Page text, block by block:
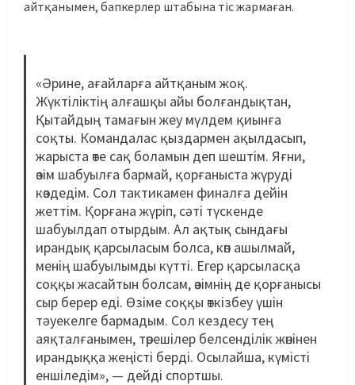
айтқанымен, бапкерлер штабына тіс жармаған.
«Әрине, ағайларға айтқаным жоқ.
Жүктіліктің алғашқы айы болғандықтан,
Қытайдың тамағын жеу мүлдем қиынға
соқты. Командалас қыздармен ақылдасып,
жарыста өте сақ боламын деп шештім. Яғни,
өзім шабуылға бармай, қорғаныста жүруді
көздедім. Сол тактикамен финалға дейін
жеттім. Қорғана жүріп, сәті түскенде
шабуылдап отырдым. Ал ақтық сындағы
ирандық қарсыласым болса, көп ашылмай,
менің шабуылымды күтті. Егер қарсыласқа
соққы жасайтын болсам, өзімнің де қорғанысы
сыр берер еді. Өзіме соққы өткізбеу үшін
тәуекелге бармадым. Сол кездесу тең
аяқталғанымен, төрешілер белсенділік жөнінен
ирандыққа жеңісті берді. Осылайша, күмісті
еншіледім», — дейді спортшы.